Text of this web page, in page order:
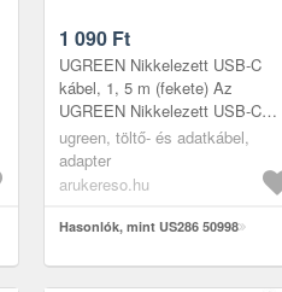
1 090 Ft
UGREEN Nikkelezett USB-C
kábel, 1, 5 m (fekete) Az
UGREEN Nikkelezett USB-C
kábel megbízható és sokoldalú
megoldás, amely gyors töltést és
stabil a...
ugreen, töltő- és adatkábel,
adapter
arukereso.hu
Hasonlók, mint US286 50998